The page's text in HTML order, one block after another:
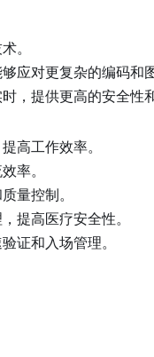
。
应对更复杂的编码和
，提供更高的安全性
高工作效率。
率。
量控制。
提高医疗安全性。
证和入场管理。